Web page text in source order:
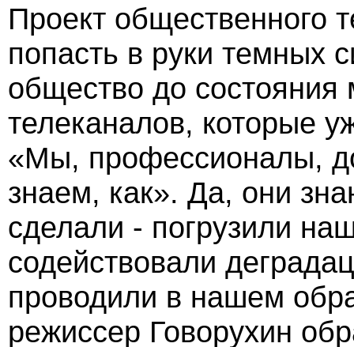
Проект общественного
попасть в руки темных
общество до
телеканалов, которые
«Мы, профессионалы,
знаем, как». Да, они
сделали - погрузили
содействовали
проводили в нашем
режиссер Говорухин